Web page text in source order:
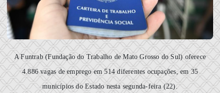
A Funtrab (Fundação do Trabalho de Mato Grosso do Sul) oferece
4.886 vagas de emprego em 514 diferentes ocupações, em 35
municípios do Estado nesta segunda-feira (22).